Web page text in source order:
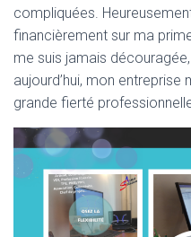
compliquées.
financièrement sur ma
me suis jamais
aujourd’hui, mon entreprise
grande fierté